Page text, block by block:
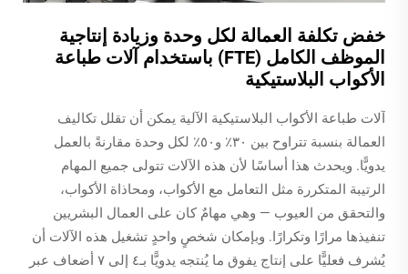
خفض تكلفة العمالة لكل وحدة وزيادة إنتاجية
الموظف الكامل (FTE) باستخدام آلات طباعة
الأكواب البلاستيكية
آلات طباعة الأكواب البلاستيكية الآلية يمكن أن تقلل تكاليف
العمالة بنسبة تتراوح بين ٣٠٪ و٥٠٪ لكل وحدة مقارنةً بالعمل
يدويًّا. ويحدث هذا أساسًا لأن هذه الآلات تتولى جميع المهام
الرتيبة المتكررة مثل التعامل مع الأكواب، ومحاذاة الأكواب،
والتحقق من العيوب — وهي مهامٌ كان على العمال البشريين
تنفيذها مرارًا وتكرارًا. وبإمكان شخصٍ واحدٍ تشغيل هذه الآلات أن
يُشرف فعليًّا على إنتاج يفوق ما يُنتجه يدويًّا بـ٤ إلى ٧ أضعاف عبر